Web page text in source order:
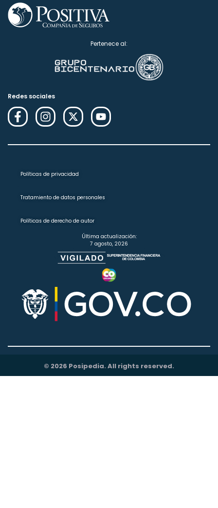
Pertenece al:
Redes sociales
Políticas de privacidad
Tratamiento de datos personales
Políticas de derecho de autor
Última actualización:
7 agosto, 2026
© 2026 Posipedia. All rights reserved.